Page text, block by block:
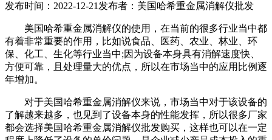
发布时间：2022-12-21 发布者：美国哈希重金属消解仪批发
美国哈希重金属消解仪的使用，在当前的很多行业当中都
有着非常重要的作用，比如说食品、医药、农业、林业、环
保、化工、生化等行业当中;因为设备本身具有消解速度快、
方便可靠，且处理量大的优点，所以在市场当中的应用比例逐
年增加。
对于美国哈希重金属消解仪来说，市场当中对于该设备的
了解越来越多，也见到了设备本身的性能发挥，所以很多厂家
都会选择美国哈希重金属消解仪批发购买，这样也可以在一定